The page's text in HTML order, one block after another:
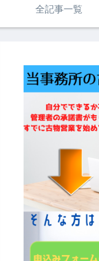
全記事一覧